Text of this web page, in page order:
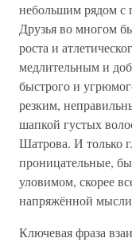
небольшим рядом с
Друзья во многом
роста и
медлительным и
быстрого и
резким,
шапкой густых
Шатрова. И только
проницательные,
уловимом, скорее
напряжённой
Ключевая фраза